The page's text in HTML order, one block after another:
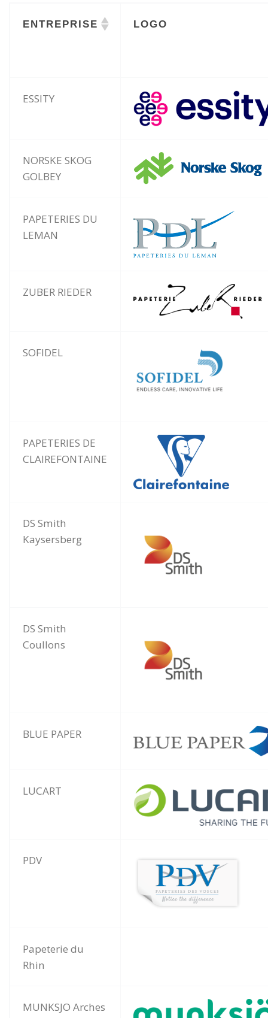
ENTREPRISE LOGO
ESSITY
NORSKE SKOG
GOLBEY
PAPETERIES DU
LEMAN
ZUBER RIEDER
SOFIDEL
PAPETERIES DE
CLAIREFONTAINE
DS Smith
Kaysersberg
DS Smith
Coullons
BLUE PAPER
LUCART
PDV
Papeterie du
Rhin
MUNKSJO Arches